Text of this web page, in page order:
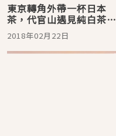
東京轉角外帶一杯日本
茶，代官山遇見純白茶舖
「八屋」
2018年02月22日